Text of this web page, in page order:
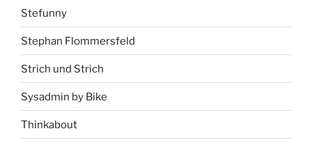
Stefunny
Stephan Flommersfeld
Strich und Strich
Sysadmin by Bike
Thinkabout